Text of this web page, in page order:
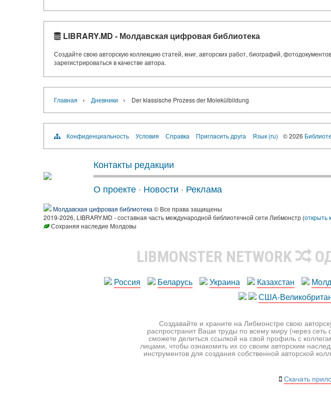
LIBRARY.MD - Молдавская цифровая библиотека
Создайте свою авторскую коллекцию статей, книг, авторских работ, биографий,
зарегистрироваться в качестве автора.
Главная › Дневники › Der klassische Prozess der Molekülbildung
Конфиденциальность Условия Справка Пригласить друга Язык (ru) © 2026
Контакты редакции
О проекте · Новости · Реклама
Молдавская цифровая библиотека © Все права защищены
2019-2026, LIBRARY.MD - составная часть международной библиотечной сети Либмонстр (открыть
Сохраняя наследие Молдовы
LIBMONSTER NETWORK
Россия Беларусь Украина Казахстан
США-
Создавайте и храните на Либмонстре свою
распространит Ваши труды по всему миру (через
сможете делиться ссылкой на свой профиль с
лицами, чтобы ознакомить их со своим авторским
инструментов для создания собственной авторской
Скачать